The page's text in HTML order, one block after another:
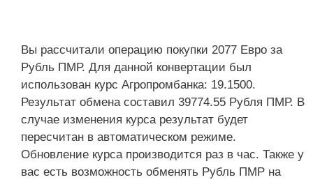
Вы рассчитали операцию покупки 2077 Евро за
Рубль ПМР. Для данной конвертации был
использован курс Агропромбанка: 19.1500.
Результат обмена составил 39774.55 Рубля ПМР. В
случае изменения курса результат будет
пересчитан в автоматическом режиме.
Обновление курса производится раз в час. Также у
вас есть возможность обменять Рубль ПМР на